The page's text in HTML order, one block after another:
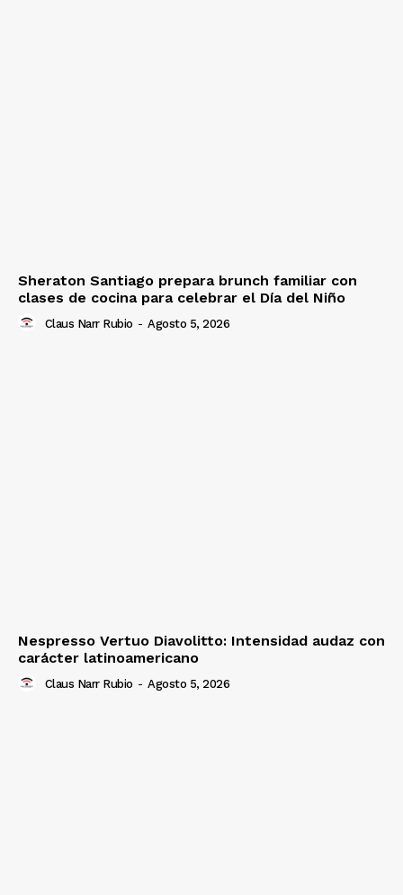
Sheraton Santiago prepara brunch familiar con
clases de cocina para celebrar el Día del Niño
Claus Narr Rubio - Agosto 5, 2026
Nespresso Vertuo Diavolitto: Intensidad audaz con
carácter latinoamericano
Claus Narr Rubio - Agosto 5, 2026